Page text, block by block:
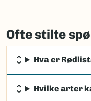
Ofte stilte
Hva er
Hvilke arter